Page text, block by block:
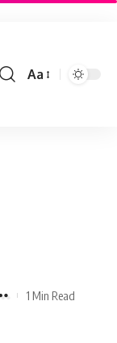
Aa
1 Min Read